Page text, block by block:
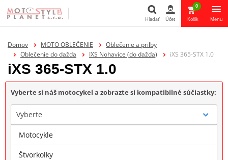
Hľadať Účet
0
Košík Menu
Domov MOTO OBLEČENIE
Oblečenie a prilby
Oblečenie do dažďa
IXS Nohavice (do dažďa) iXS 365-STX 1.0
iXS 365-STX 1.0
Vyberte si náš motocykel a zobrazte si kompatibilné súčiastky:
Vyberte
Značka
Motocykle
Štvorkolky